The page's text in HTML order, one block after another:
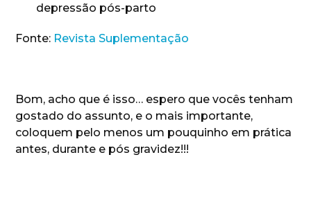
depressão pós-parto
Fonte: Revista Suplementação
Bom, acho que é isso… espero que vocês tenham
gostado do assunto, e o mais importante,
coloquem pelo menos um pouquinho em prática
antes, durante e pós gravidez!!!